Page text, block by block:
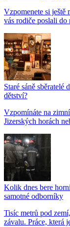
Vzpomenete si ještě
vás rodiče poslali do
Staré sáně
dětství?
Vzpomínáte na
Jizerských horách
Kolik dnes bere
samotné odborníky
Tisíc metrů pod
závalu. Práce, která